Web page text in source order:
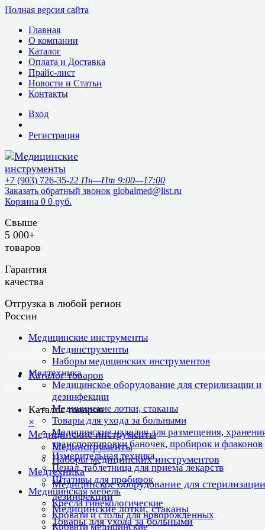
Полная версия сайта
Главная
О компании
Каталог
Оплата и Доставка
Прайс-лист
Новости и Статьи
Контакты
Вход
Регистрация
+7 (903) 726-35-22 Пн—Пт 9:00—17:00
Заказать обратный звонок globalmed@list.ru
Корзина 0 0 руб.
Свыше
5 000+
товаров
Гарантия
качества
Отгрузка в любой регион
России
Медицинские инструменты
Мединструменты
Наборы медицинских инструментов
Медтехника
Медицинское оборудование для стерилизации и
дезинфекции
Медицинские лотки, стаканы
Товары для ухода за больными
Медицинские изделия для размещения,
транспортировки баночек, пробирок и флаконов
Измерительная техника
Пенал, таблетница для приема лекарств
Штативы для пробирок
Медицинская мебель
Кресла гинекологические
Кровати и столы для новорожденных
Кровати медицинские
Каталог товаров
Каталог товаров
×
Медицинские инструменты
Мединструменты
Наборы медицинских инструментов
Медтехника
Медицинское оборудование для
дезинфекции
Медицинские лотки, стаканы
Товары для ухода за больными